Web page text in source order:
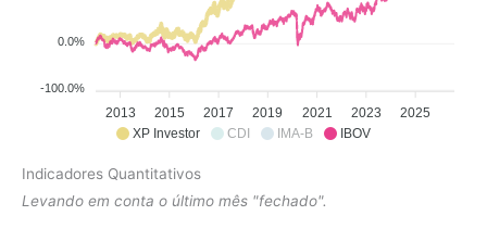
XP Investor CDI IMA-B IBOV
0.0%
-100.0%
2013 2015 2017 2019 2021 2023 2025
Indicadores Quantitativos
Levando em conta o último mês "fechado".